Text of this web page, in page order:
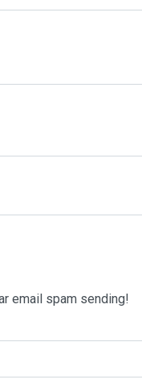
email spam sending!